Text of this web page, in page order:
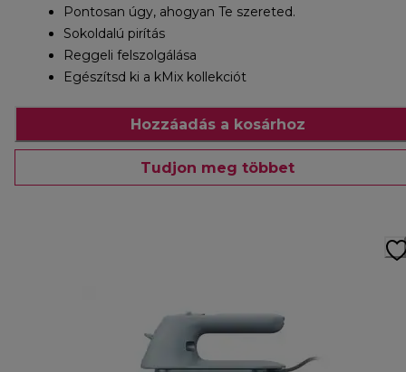
Pontosan úgy, ahogyan Te szereted.
Sokoldalú pirítás
Reggeli felszolgálása
Egészítsd ki a kMix kollekciót
Hozzáadás a kosárhoz
Tudjon meg többet